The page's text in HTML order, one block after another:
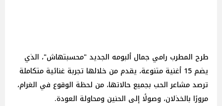
طرح المطرب رامي جمال ألبومه الجديد "محسبتهاش"، الذي
يضم 15 أغنية متنوعة، يقدم من خلالها تجربة غنائية متكاملة
ترصد مشاعر الحب بجميع حالاتها، من لحظة الوقوع في الغرام،
مرورًا بالخذلان، وصولًا إلى الحنين ومحاولة العودة.